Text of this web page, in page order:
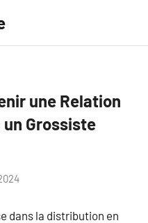
une Relation
un Grossiste
dans la distribution en